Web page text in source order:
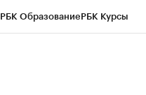
РБК ОбразованиеРБК Курсы